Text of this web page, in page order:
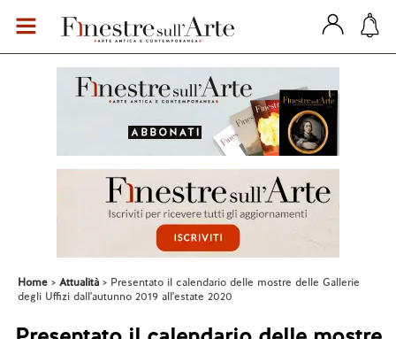
Home Attualità
Presentato il calendario delle mostre delle Gallerie
degli Uffizi dall'autunno 2019 all'estate 2020